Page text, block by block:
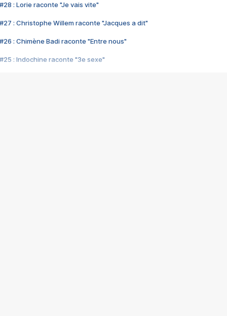
#28 : Lorie raconte "Je vais vite"
#27 : Christophe Willem raconte "Jacques a dit"
#26 : Chimène Badi raconte "Entre nous"
#25 : Indochine raconte "3e sexe"